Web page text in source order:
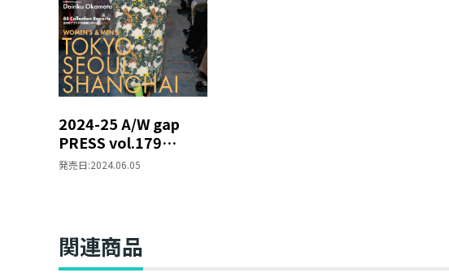
2024-25 A/W gap
PRESS vol.179
TOKYO / SEOUL /
発売日:2024.06.05
関連商品